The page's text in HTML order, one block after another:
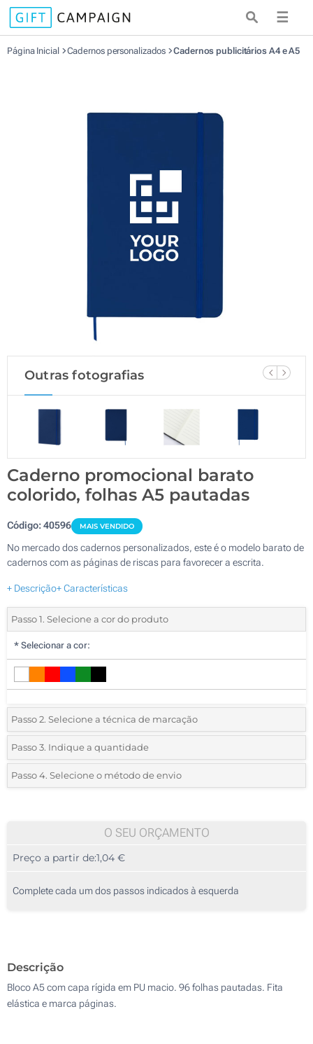
☰
Página Inicial Cadernos personalizados Cadernos publicitários A4 e A5
Outras fotografias
Caderno promocional barato
colorido, folhas A5 pautadas
Código:40596 MAIS VENDIDO
No mercado dos cadernos personalizados, este é o modelo barato de
cadernos com as páginas de riscas para favorecer a escrita.
+ Descrição+ Características
Passo 1. Selecione a cor do produto
* Selecionar a cor:
Passo 2. Selecione a técnica de marcação
*Selecione o tipo de marcação e as cores do logotipo:
1 Cor (Na capa)
Transferência digital a cores (Na capa)
Passo 3. Indique a quantidade
*Quantidade mínima:25
50
125
Outra :
Passo 4. Selecione o método de envio
O SEU ORÇAMENTO
Preço a partir de:1,04 €
Complete cada um dos passos indicados à esquerda
Descrição
Bloco A5 com capa rígida em PU macio. 96 folhas pautadas. Fita
elástica e marca páginas.